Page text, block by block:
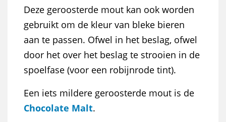
Deze geroosterde mout kan ook worden
gebruikt om de kleur van bleke bieren
aan te passen. Ofwel in het beslag, ofwel
door het over het beslag te strooien in de
spoelfase (voor een robijnrode tint).
Een iets mildere geroosterde mout is de
Chocolate Malt.